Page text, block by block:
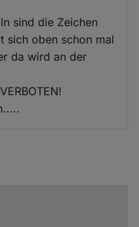
sind die Zeichen
sich oben schon mal
da wird an der